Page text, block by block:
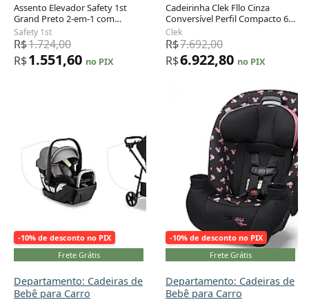
Assento Elevador Safety 1st
Grand Preto 2-em-1 com
Encosto 18 a 45 kg
Safety 1st
R$1.724,00
R$1.551,60 no PIX
Cadeirinha Clek Fllo Cinza
Conversível Perfil Compacto 6,4
a 29,5 kg
Clek
R$7.692,00
R$6.922,80 no PIX
-10% de desconto no PIX
Frete Grátis
Departamento: Cadeiras de
Bebê para Carro
Adicionar ao carrinho
-10% de desconto no PIX
Frete Grátis
Departamento: Cadeiras de
Bebê para Carro
Adicionar ao carrinho